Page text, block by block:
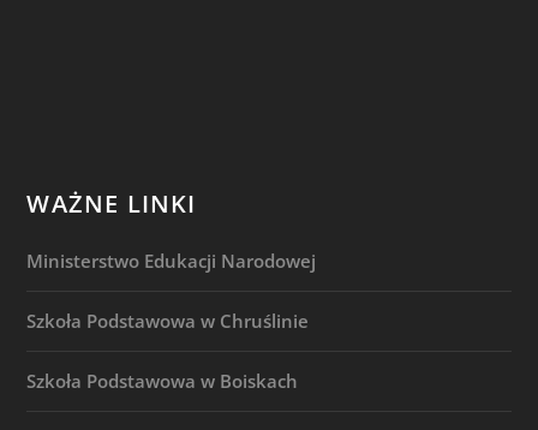
WAŻNE LINKI
Ministerstwo Edukacji Narodowej
Szkoła Podstawowa w Chruślinie
Szkoła Podstawowa w Boiskach